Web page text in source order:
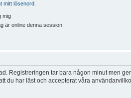
mitt lösenord.
mig
är online denna session.
Registreringen tar bara någon minut men
du har läst och accepterat våra